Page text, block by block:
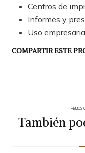
Centros de
Informes y
Uso
COMPARTIR ESTE
HEMOS
También